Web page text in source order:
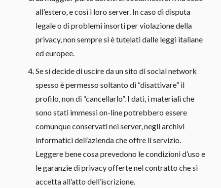
all’estero, e così i loro server. In caso di disputa
legale o di problemi insorti per violazione della
privacy, non sempre si è tutelati dalle leggi italiane
ed europee.
Se si decide di uscire da un sito di social network
spesso è permesso soltanto di “disattivare” il
profilo, non di “cancellarlo”. I dati, i materiali che
sono stati immessi on-line potrebbero essere
comunque conservati nei server, negli archivi
informatici dell’azienda che offre il servizio.
Leggere bene cosa prevedono le condizioni d’uso e
le garanzie di privacy offerte nel contratto che si
accetta all’atto dell’iscrizione.